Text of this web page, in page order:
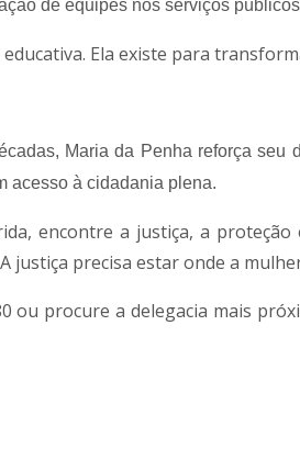
de equipes nos serviços
Ela existe para
Maria da Penha reforça seu
acesso à cidadania plena.
encontre a justiça, a
precisa estar onde a
ou procure a delegacia mais